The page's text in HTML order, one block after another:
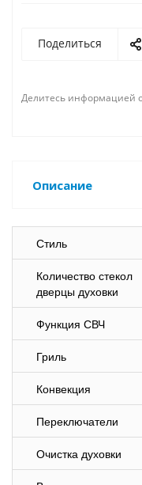
Поделиться
Делитесь информацией
Описание
Стиль
Количество стекол
дверцы духовки
Функция СВЧ
Гриль
Конвекция
Переключатели
Очистка духовки